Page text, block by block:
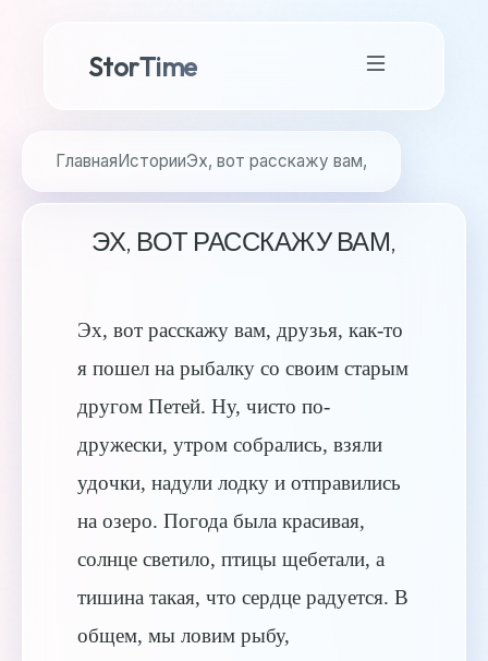
StorTime
ГлавнаяИсторииЭх, вот расскажу вам,
ЭХ, ВОТ РАССКАЖУ ВАМ,
Эх, вот расскажу вам, друзья, как-то
я пошел на рыбалку со своим старым
другом Петей. Ну, чисто по-
дружески, утром собрались, взяли
удочки, надули лодку и отправились
на озеро. Погода была красивая,
солнце светило, птицы щебетали, а
тишина такая, что сердце радуется. В
общем, мы ловим рыбу,